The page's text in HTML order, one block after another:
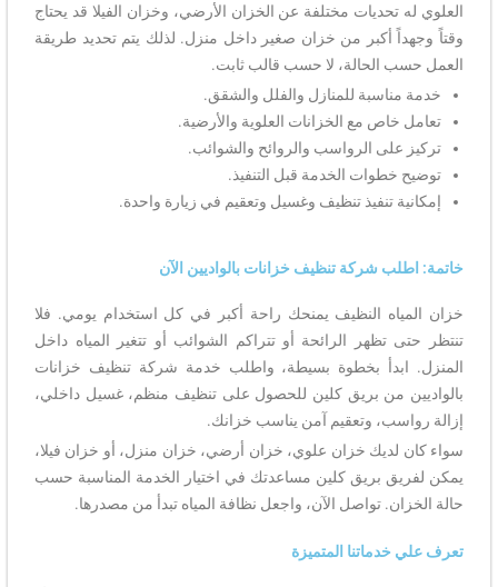
العلوي له تحديات مختلفة عن الخزان الأرضي، وخزان الفيلا قد يحتاج
وقتاً وجهداً أكبر من خزان صغير داخل منزل. لذلك يتم تحديد طريقة
العمل حسب الحالة، لا حسب قالب ثابت.
خدمة مناسبة للمنازل والفلل والشقق.
تعامل خاص مع الخزانات العلوية والأرضية.
تركيز على الرواسب والروائح والشوائب.
توضيح خطوات الخدمة قبل التنفيذ.
إمكانية تنفيذ تنظيف وغسيل وتعقيم في زيارة واحدة.
خاتمة: اطلب شركة تنظيف خزانات بالواديين الآن
خزان المياه النظيف يمنحك راحة أكبر في كل استخدام يومي. فلا
تنتظر حتى تظهر الرائحة أو تتراكم الشوائب أو تتغير المياه داخل
المنزل. ابدأ بخطوة بسيطة، واطلب خدمة شركة تنظيف خزانات
بالواديين من بريق كلين للحصول على تنظيف منظم، غسيل داخلي،
إزالة رواسب، وتعقيم آمن يناسب خزانك.
سواء كان لديك خزان علوي، خزان أرضي، خزان منزل، أو خزان فيلا،
يمكن لفريق بريق كلين مساعدتك في اختيار الخدمة المناسبة حسب
حالة الخزان. تواصل الآن، واجعل نظافة المياه تبدأ من مصدرها.
تعرف علي خدماتنا المتميزة